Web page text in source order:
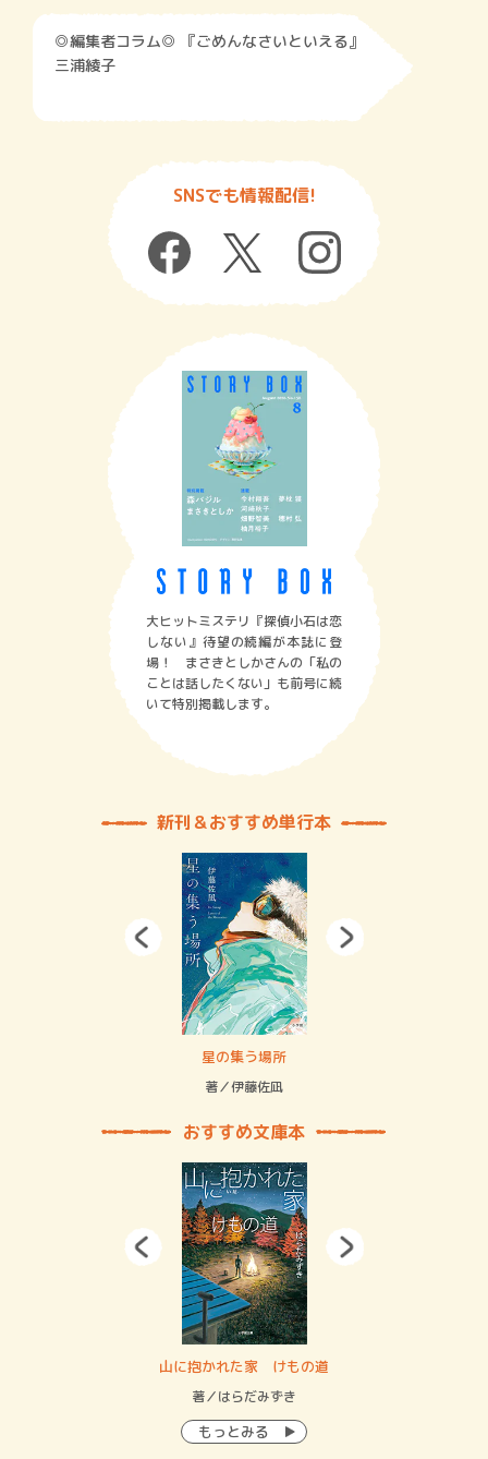
◎編集者コラム◎ 『ごめんなさいといえる』
三浦綾子
SNSでも情報配信!
大ヒットミステリ『探偵小石は恋
しない』待望の続編が本誌に登
場！ まさきとしかさんの「私の
ことは話したくない」も前号に続
いて特別掲載します。
新刊＆おすすめ単行本
星の集う場所
著／伊藤佐凪
おすすめ文庫本
山に抱かれた家 けもの道
著／はらだみずき
もっとみる